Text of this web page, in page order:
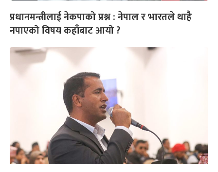
प्रधानमन्त्रीलाई नेकपाको प्रश्न : नेपाल र भारतले थाहै
नपाएको विषय कहाँबाट आयो ?